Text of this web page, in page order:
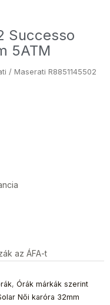
Successo
5ATM
/ Maserati R8851145502
az ÁFA-t
, Órák márkák szerint
Női karóra 32mm